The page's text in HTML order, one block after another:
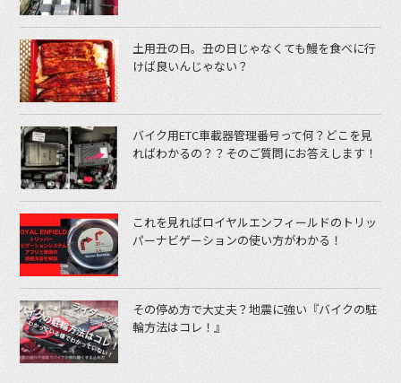
土用丑の日。丑の日じゃなくても鰻を食べに行
けば良いんじゃない？
バイク用ETC車載器管理番号って何？どこを見
ればわかるの？？そのご質問にお答えします！
これを見ればロイヤルエンフィールドのトリッ
パーナビゲーションの使い方がわかる！
その停め方で大丈夫？地震に強い『バイクの駐
輪方法はコレ！』